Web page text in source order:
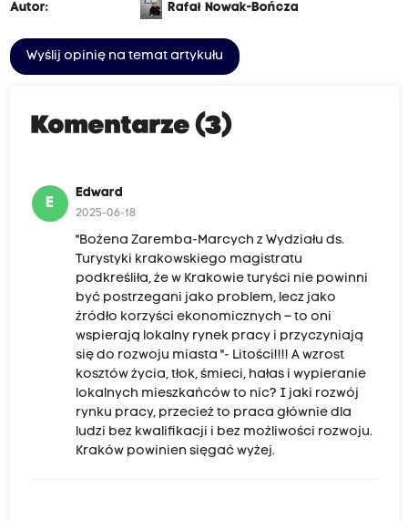
Autor: Rafał Nowak-Bończa
Wyślij opinię na temat artykułu
Komentarze (3)
E
Edward
2025-06-18
"Bożena Zaremba-Marcych z Wydziału ds.
Turystyki krakowskiego magistratu
podkreśliła, że w Krakowie turyści nie powinni
być postrzegani jako problem, lecz jako
źródło korzyści ekonomicznych – to oni
wspierają lokalny rynek pracy i przyczyniają
się do rozwoju miasta "- Litości!!!! A wzrost
kosztów życia, tłok, śmieci, hałas i wypieranie
lokalnych mieszkańców to nic? I jaki rozwój
rynku pracy, przecież to praca głównie dla
ludzi bez kwalifikacji i bez możliwości rozwoju.
Kraków powinien sięgać wyżej.